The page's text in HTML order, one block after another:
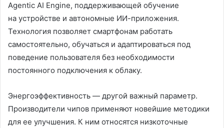
Agentic AI Engine, поддерживающей обучение
на устройстве и автономные ИИ-приложения.
Технология позволяет смартфонам работать
самостоятельно, обучаться и адаптироваться под
поведение пользователя без необходимости
постоянного подключения к облаку.
Энергоэффективность — другой важный параметр.
Производители чипов применяют новейшие методики
для ее улучшения. К ним относятся низкоточные